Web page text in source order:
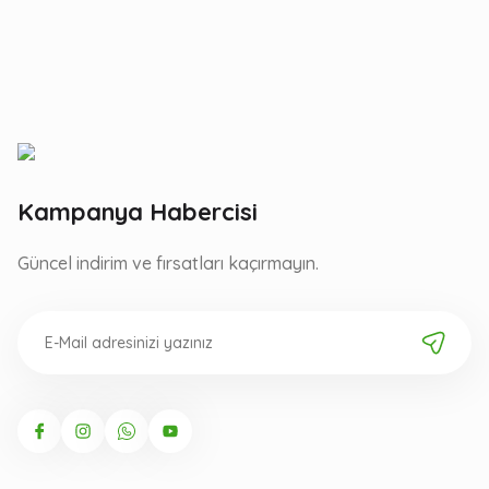
Kampanya Habercisi
Güncel indirim ve fırsatları kaçırmayın.